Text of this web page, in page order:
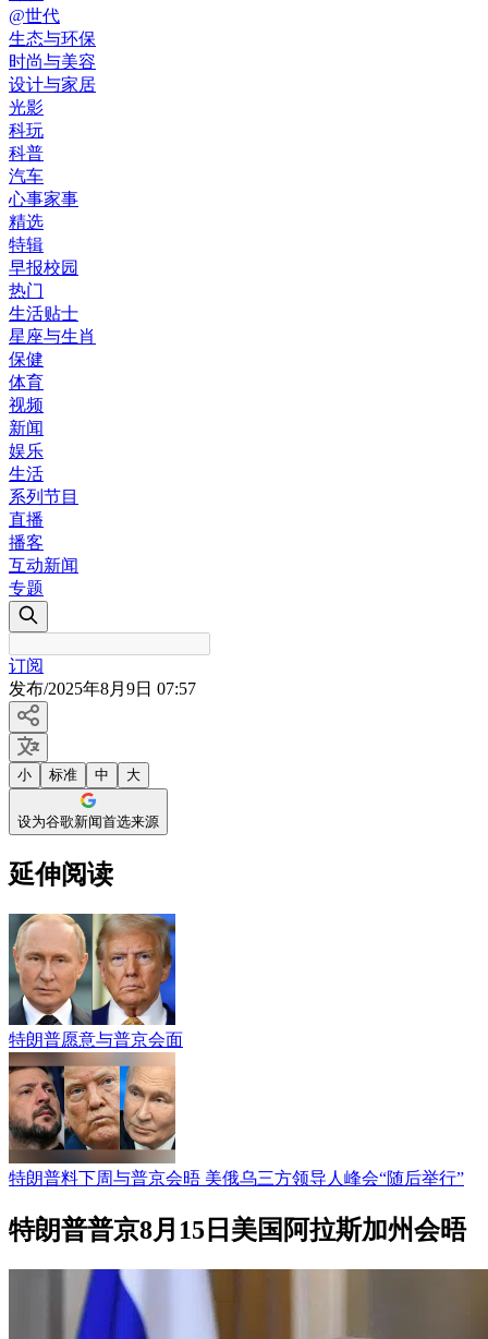
@世代
生态与环保
时尚与美容
设计与家居
光影
科玩
科普
汽车
心事家事
精选
特辑
早报校园
热门
生活贴士
星座与生肖
保健
体育
视频
新闻
娱乐
生活
系列节目
直播
播客
互动新闻
专题
订阅
发布/2025年8月9日 07:57
小 标准 中 大
设为谷歌新闻首选来源
延伸阅读
特朗普愿意与普京会面
特朗普料下周与普京会晤 美俄乌三方领导人峰会“随后举行”
特朗普普京8月15日美国阿拉斯加州会晤